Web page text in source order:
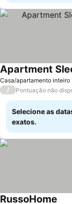
Casa/apartamento inteiro
Ver preços
/ Pontuação não
Selecione as
exatos.
RussoHome